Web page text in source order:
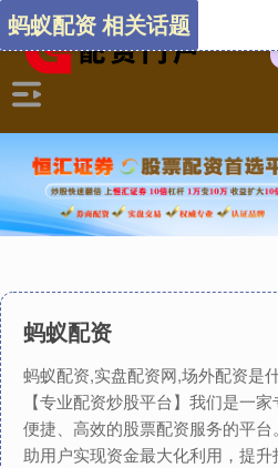
蚂蚁配资
蚂蚁配资,实盘配资网,场外配资是
【专业配资炒股平台】我们是一
便捷、高效的股票配资服务的平
助用户实现资金最大化利用，提
蚂蚁配资 相关话题